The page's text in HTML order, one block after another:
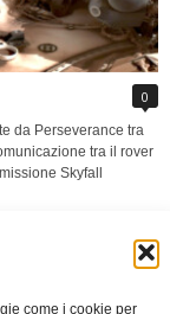
come i cookie per
0
da Perseverance tra
tra il rover
Skyfall